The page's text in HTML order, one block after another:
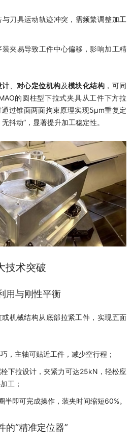
与刀具运动轨迹冲突，需频繁调整加工
装夹易导致工件中心偏移，影响加工精
计 对心定位机构及模块化结构 ，可同
的圆柱型下拉式夹具从工件下方拉
过锥面两面拘束原理实现5μm重复定
抖动”，显著提升加工稳定性。
技术突破
用与刚性平衡
机械结构从底部拉紧工件，实现五面
，主轴可贴近工件，减少空行程；
栓下拉设计，夹紧力可达25kN，轻松应
工；
半即可完成操作，装夹时间缩短60%。
的“精准定位器”